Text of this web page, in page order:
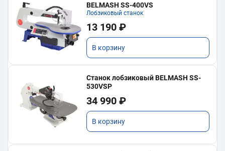
BELMASH SS-400VS
Лобзиковый станок
13 190 ₽
В корзину
Станок лобзиковый BELMASH SS-
530VSP
34 990 ₽
В корзину